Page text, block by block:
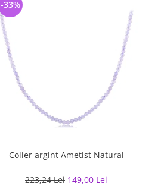
Colier argint Ametist Natural
223,24 Lei 149,00 Lei
-33%